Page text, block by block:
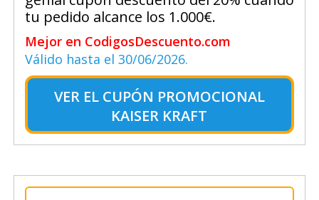
tu pedido alcance los 1.000€.
Mejor en CodigosDescuento.com
Válido hasta el 30/06/2026.
VER EL CUPÓN PROMOCIONAL
KAISER KRAFT